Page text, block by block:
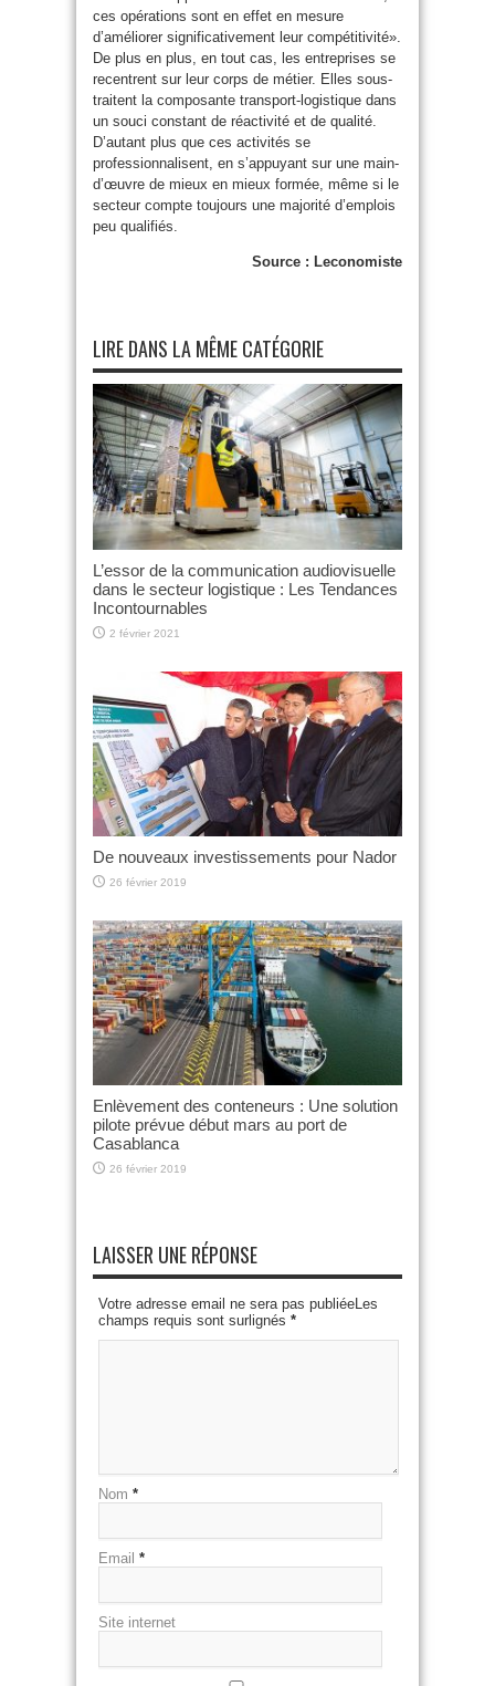
ces opérations sont en effet en mesure
d’améliorer significativement leur compétitivité».
De plus en plus, en tout cas, les entreprises se
recentrent sur leur corps de métier. Elles sous-
traitent la composante transport-logistique dans
un souci constant de réactivité et de qualité.
D’autant plus que ces activités se
professionnalisent, en s’appuyant sur une main-
d’œuvre de mieux en mieux formée, même si le
secteur compte toujours une majorité d’emplois
peu qualifiés.
Source : Leconomiste
LIRE DANS LA MÊME CATÉGORIE
L’essor de la communication audiovisuelle
dans le secteur logistique : Les Tendances
Incontournables
2 février 2021
De nouveaux investissements pour Nador
26 février 2019
Enlèvement des conteneurs : Une solution
pilote prévue début mars au port de
Casablanca
26 février 2019
LAISSER UNE RÉPONSE
Votre adresse email ne sera pas publiéeLes
champs requis sont surlignés *
Nom *
Email *
Site internet